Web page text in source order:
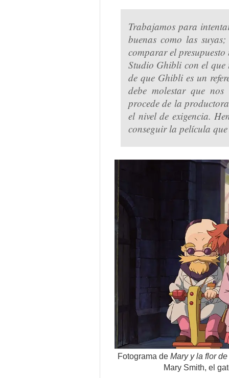
Trabajamos para
buenas como las
comparar el
Studio Ghibli con el que
de que Ghibli es un
debe molestar que
procede de la
el nivel de exigencia.
conseguir la película
Fotograma de Mary y la flor
Mary Smith, el